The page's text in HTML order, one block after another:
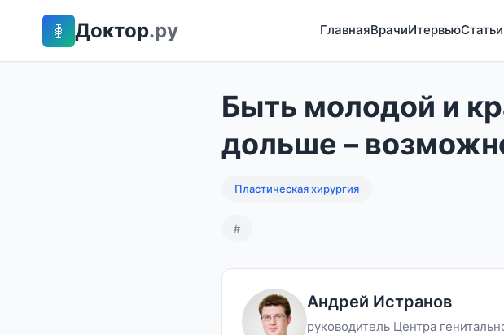
Доктор.ру ГлавнаяВрачиИтервьюСтатьи
Быть молодой и
дольше –
Пластическая хирургия
#
Андрей Истранов
руководитель Центра